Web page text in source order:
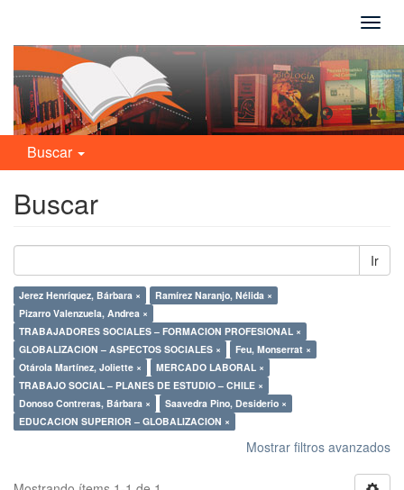
Buscar
Buscar
Ir
Jerez Henríquez, Bárbara ×
Ramírez Naranjo, Nélida ×
Pizarro Valenzuela, Andrea ×
TRABAJADORES SOCIALES – FORMACION PROFESIONAL ×
GLOBALIZACION – ASPECTOS SOCIALES ×
Feu, Monserrat ×
Otárola Martínez, Joliette ×
MERCADO LABORAL ×
TRABAJO SOCIAL – PLANES DE ESTUDIO – CHILE ×
Donoso Contreras, Bárbara ×
Saavedra Pino, Desiderio ×
EDUCACION SUPERIOR – GLOBALIZACION ×
Mostrar filtros avanzados